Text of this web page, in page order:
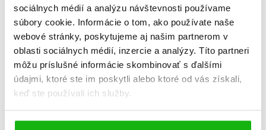
sociálnych médií a analýzu návštevnosti používame
súbory cookie. Informácie o tom, ako používate naše
webové stránky, poskytujeme aj našim partnerom v
oblasti sociálnych médií, inzercie a analýzy. Títo partneri
môžu príslušné informácie skombinovať s ďalšími
údajmi, ktoré ste im poskytli alebo ktoré od vás získali,
keď ste používali ich služby.
K stiahnutiu Ukážka.pdf
Dátum vydania 6.6.2025
Formát 203x203 mm
Hmotnosť 0,392 kg
Rady Peppa Pig